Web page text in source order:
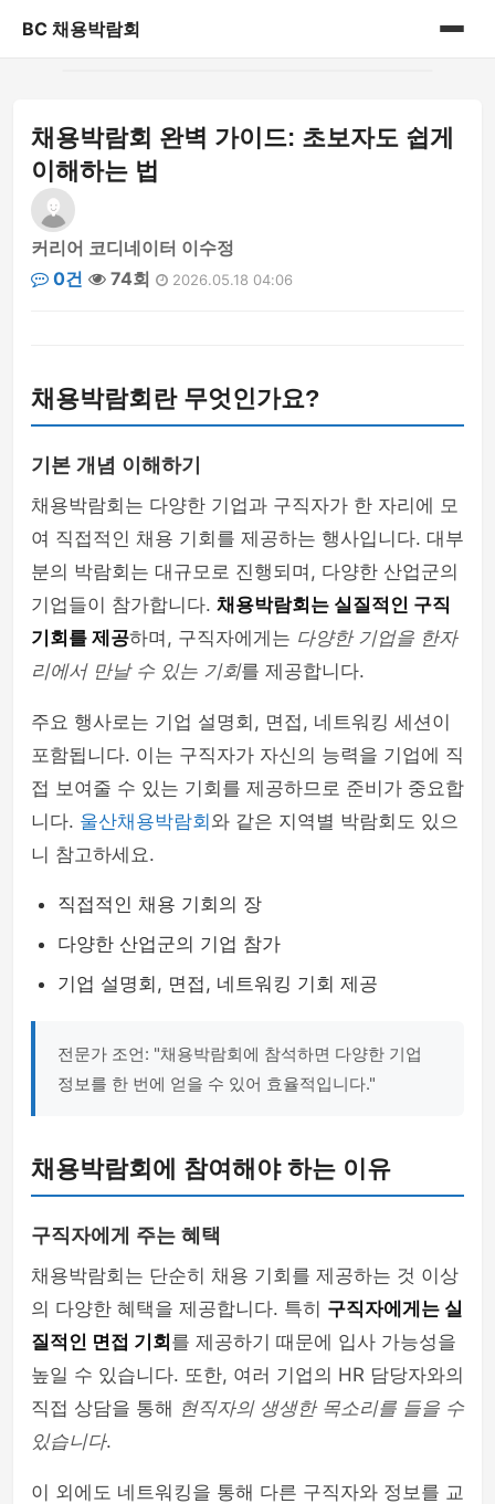
BC 채용박람회
게시판
채용박람회 완벽 가이드: 초보자도 쉽게
이해하는 법
커리어 코디네이터 이수정
0건
74회 2026.05.18 04:06
채용박람회란 무엇인가요?
기본 개념 이해하기
채용박람회는 다양한 기업과 구직자가 한 자리에 모
여 직접적인 채용 기회를 제공하는 행사입니다. 대부
분의 박람회는 대규모로 진행되며, 다양한 산업군의
기업들이 참가합니다. 채용박람회는 실질적인 구직
기회를 제공하며, 구직자에게는 다양한 기업을 한자
리에서 만날 수 있는 기회를 제공합니다.
주요 행사로는 기업 설명회, 면접, 네트워킹 세션이
포함됩니다. 이는 구직자가 자신의 능력을 기업에 직
접 보여줄 수 있는 기회를 제공하므로 준비가 중요합
니다. 울산채용박람회 와 같은 지역별 박람회도 있으
니 참고하세요.
직접적인 채용 기회의 장
다양한 산업군의 기업 참가
기업 설명회, 면접, 네트워킹 기회 제공
전문가 조언: "채용박람회에 참석하면 다양한 기업
정보를 한 번에 얻을 수 있어 효율적입니다."
채용박람회에 참여해야 하는 이유
구직자에게 주는 혜택
채용박람회는 단순히 채용 기회를 제공하는 것 이상
의 다양한 혜택을 제공합니다. 특히 구직자에게는 실
질적인 면접 기회 를 제공하기 때문에 입사 가능성을
높일 수 있습니다. 또한, 여러 기업의 HR 담당자와의
직접 상담을 통해 현직자의 생생한 목소리를 들을 수
있습니다.
이 외에도 네트워킹을 통해 다른 구직자와 정보를 교